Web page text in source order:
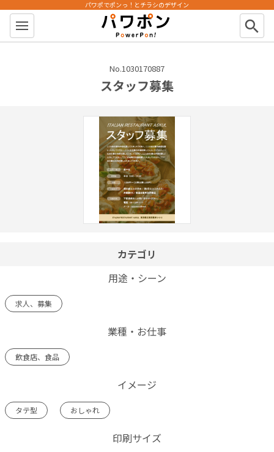
パワポン
パワポでポンっ！とチラシのデザイン
search
No.1030170887
スタッフ募集
カテゴリ
用途・シーン
求人、募集
業種・お仕事
飲食店、食品
イメージ
タテ型 おしゃれ
印刷サイズ